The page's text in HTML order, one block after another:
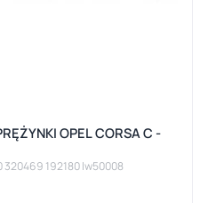
OPEL CORSA C -
320469 192180 lw50008